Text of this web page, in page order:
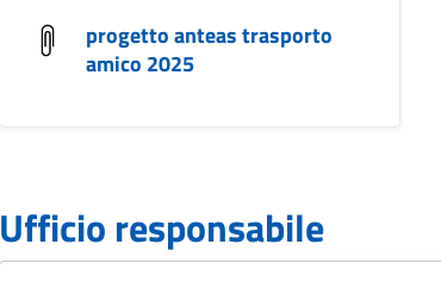
progetto anteas trasporto
amico 2025
Ufficio responsabile